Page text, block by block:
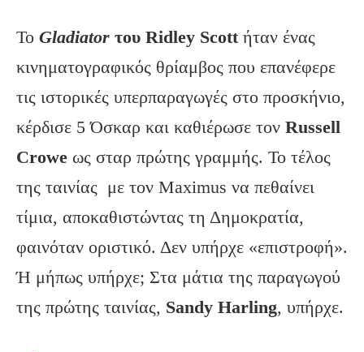
Το Gladiator του Ridley Scottήταν ένας
κινηματογραφικός θρίαμβος που επανέφερε
τις ιστορικές υπερπαραγωγές στο προσκήνιο,
κέρδισε 5 Όσκαρ και καθιέρωσε τον Russell
Crowe ως σταρ πρώτης γραμμής. Το τέλος
της ταινίας με τον Maximus να πεθαίνει
τίμια, αποκαθιστώντας τη Δημοκρατία,
φαινόταν οριστικό. Δεν υπήρχε «επιστροφή».
Ή μήπως υπήρχε; Στα μάτια της παραγωγού
της πρώτης ταινίας, Sandy Harling, υπήρχε.